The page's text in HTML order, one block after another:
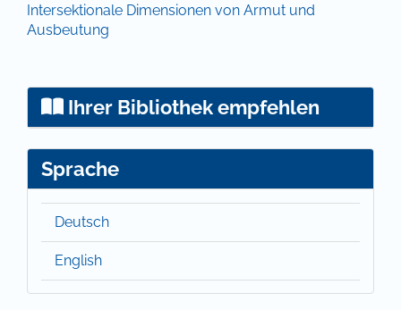
Intersektionale Dimensionen von Armut und
Ausbeutung
Ihrer Bibliothek empfehlen
Sprache
Deutsch
English